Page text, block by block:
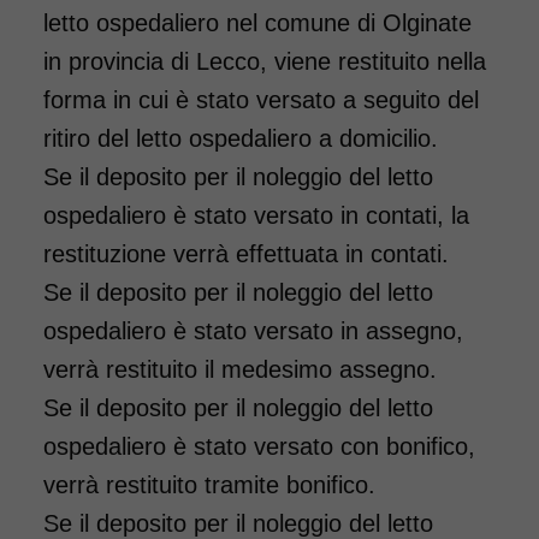
letto ospedaliero nel comune di Olginate
in provincia di Lecco, viene restituito nella
forma in cui è stato versato a seguito del
ritiro del letto ospedaliero a domicilio.
Se il deposito per il noleggio del letto
ospedaliero è stato versato in contati, la
restituzione verrà effettuata in contati.
Se il deposito per il noleggio del letto
ospedaliero è stato versato in assegno,
verrà restituito il medesimo assegno.
Se il deposito per il noleggio del letto
ospedaliero è stato versato con bonifico,
verrà restituito tramite bonifico.
Se il deposito per il noleggio del letto